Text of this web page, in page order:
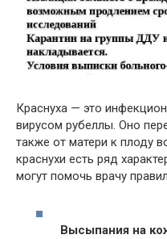
Краснуха — это
вирусом рубеллы. Оно
также от матери к плоду
краснухи есть ряд
могут помочь врачу
Высыпания на